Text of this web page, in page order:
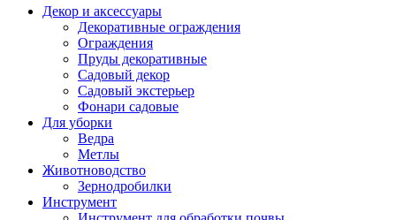
Декор и аксессуары
Декоративные ограждения
Ограждения
Пруды декоративные
Садовый декор
Садовый экстерьер
Фонари садовые
Для уборки
Ведра
Метлы
Животноводство
Зернодробилки
Инструмент